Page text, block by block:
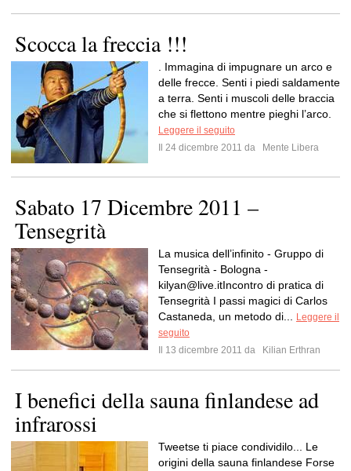
Scocca la freccia !!!
. Immagina di impugnare un arco e
delle frecce. Senti i piedi saldamente
a terra. Senti i muscoli delle braccia
che si flettono mentre pieghi l’arco.
Leggere il seguito
Il 24 dicembre 2011 da
Mente Libera
Sabato 17 Dicembre 2011 –
Tensegrità
La musica dell’infinito - Gruppo di
Tensegrità - Bologna -
kilyan@live.itIncontro di pratica di
Tensegrità I passi magici di Carlos
Castaneda, un metodo di...
Leggere il
seguito
Il 13 dicembre 2011 da
Kilian Erthran
I benefici della sauna finlandese ad
infrarossi
Tweetse ti piace condividilo... Le
origini della sauna finlandese Forse